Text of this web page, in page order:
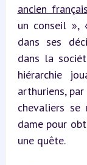
ancien français
un conseil »,
dans ses
dans la
hiérarchie
arthuriens,
chevaliers se
dame pour
une quête.